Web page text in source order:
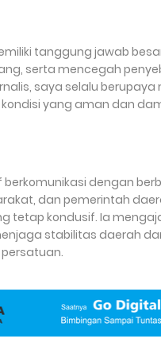
tanggung jawab
serta mencegah
saya selalu
yang aman dan
berkomunikasi dengan
dan pemerintah
tetap kondusif. Ia
stabilitas daerah